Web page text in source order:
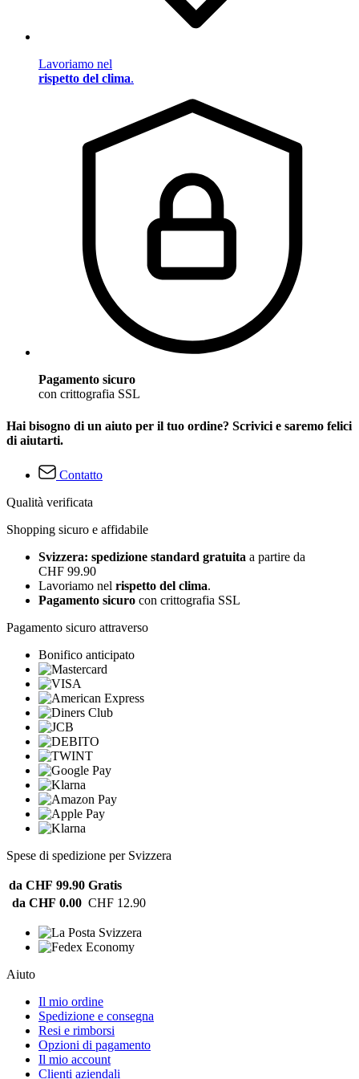
Lavoriamo nel
rispetto del clima.
Pagamento sicuro
con crittografia SSL
Hai bisogno di un aiuto per il tuo ordine? Scrivici e saremo felici
di aiutarti.
Contatto
Qualità verificata
Shopping sicuro e affidabile
Svizzera: spedizione standard gratuita a partire da
CHF 99.90
Lavoriamo nel rispetto del clima.
Pagamento sicuro con crittografia SSL
Pagamento sicuro attraverso
Bonifico anticipato
Spese di spedizione per Svizzera
da CHF 99.90 Gratis
da CHF 0.00 CHF 12.90
Aiuto
Il mio ordine
Spedizione e consegna
Resi e rimborsi
Opzioni di pagamento
Il mio account
Clienti aziendali